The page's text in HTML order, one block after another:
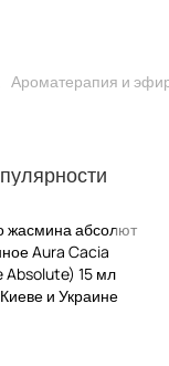
Ароматерапия и